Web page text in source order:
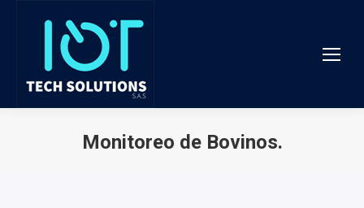
Monitoreo de Bovinos.